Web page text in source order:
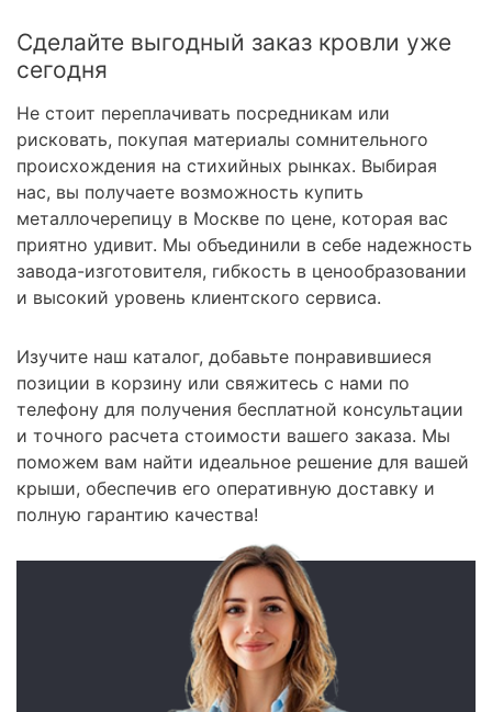
Сделайте выгодный заказ кровли уже
сегодня
Не стоит переплачивать посредникам или
рисковать, покупая материалы сомнительного
происхождения на стихийных рынках. Выбирая
нас, вы получаете возможность купить
металлочерепицу в Москве по цене, которая вас
приятно удивит. Мы объединили в себе надежность
завода-изготовителя, гибкость в ценообразовании
и высокий уровень клиентского сервиса.
Изучите наш каталог, добавьте понравившиеся
позиции в корзину или свяжитесь с нами по
телефону для получения бесплатной консультации
и точного расчета стоимости вашего заказа. Мы
поможем вам найти идеальное решение для вашей
крыши, обеспечив его оперативную доставку и
полную гарантию качества!